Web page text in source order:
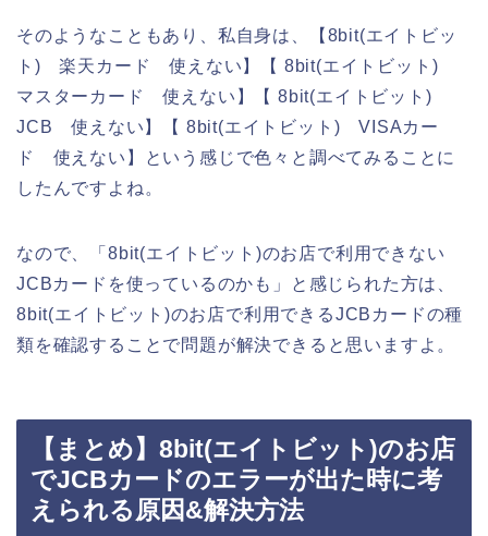
そのようなこともあり、私自身は、【8bit(エイトビッ
ト) 楽天カード 使えない】【 8bit(エイトビット)
マスターカード 使えない】【 8bit(エイトビット)
JCB 使えない】【 8bit(エイトビット) VISAカー
ド 使えない】という感じで色々と調べてみることに
したんですよね。
なので、「8bit(エイトビット)のお店で利用できない
JCBカードを使っているのかも」と感じられた方は、
8bit(エイトビット)のお店で利用できるJCBカードの種
類を確認することで問題が解決できると思いますよ。
【まとめ】8bit(エイトビット)のお店
でJCBカードのエラーが出た時に考
えられる原因&解決方法